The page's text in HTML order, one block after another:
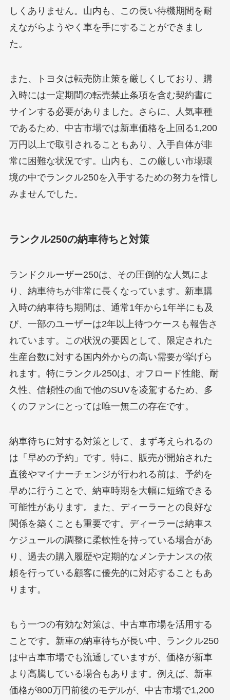
しくありません。山内も、この長い待機期間を耐
えながらようやく車を手にすることができまし
た。
また、トヨタは転売防止策を厳しくしており、購
入時には一定期間の転売禁止条項を含む契約書に
サインする必要がありました。さらに、人気車種
であるため、中古市場では新車価格を上回る1,200
万円以上で取引されることもあり、入手自体が非
常に困難な状況です。山内も、この厳しい市場環
境の中でランクル250を入手するための努力を惜し
みませんでした。
ランクル250の納車待ちと対策
ランドクルーザー250は、その圧倒的な人気によ
り、納車待ちが非常に長くなっています。新車購
入時の納車待ち期間は、通常1年から1年半にも及
び、一部のユーザーは2年以上待つケースも報告さ
れています。この状況の要因として、限定された
生産台数に対する国内外からの高い需要が挙げら
れます。特にランクル250は、オフロード性能、耐
久性、信頼性の面で他のSUVを凌駕するため、多
くのファンにとっては唯一無二の存在です。
納車待ちに対する対策として、まず考えられるの
は「早めの予約」です。特に、販売が開始された
直後やマイナーチェンジが行われる前は、予約を
早めに行うことで、納車時期を大幅に短縮できる
可能性があります。また、ディーラーとの良好な
関係を築くことも重要です。ディーラーは納車ス
ケジュールの調整に柔軟性を持っている場合があ
り、過去の購入履歴や定期的なメンテナンスの依
頼を行っている顧客に優先的に対応することもあ
ります。
もう一つの有効な対策は、中古車市場を活用する
ことです。新車の納車待ちが長い中、ランクル250
は中古車市場でも流通していますが、価格が新車
より高騰している場合もあります。例えば、新車
価格が800万円前後のモデルが、中古市場で1,200